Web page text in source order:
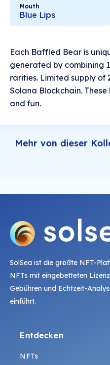
Mouth
Blue Lips
Each Baffled Bear is
generated by combining
rarities. Limited supply of
Solana Blockchain.
and fun.
Mehr von dieser
SolSea ist die größte NFT-
NFTs mit eingebetteten
Gebühren und Echtzeit-
einführt.
Entdecken
NFTs